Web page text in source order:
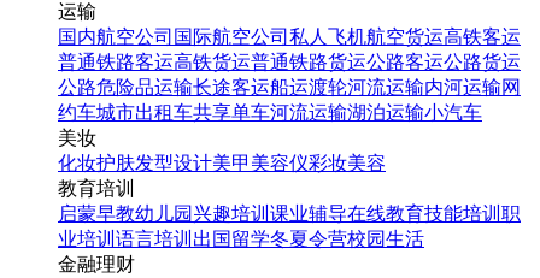
运输
国内航空公司 国际航空公司 私人飞机航空货运高铁客运
普通铁路客运高铁货运普通铁路货运公路客运公路货运
公路危险品运输长途客运船运渡轮河流运输内河运输网
约车城市出租车共享单车河流运输湖泊运输小汽车
美妆
化妆护肤发型设计美甲 美容仪彩妆美容
教育培训
启蒙早教幼儿园 兴趣培训 课业辅导在线教育技能培训 职
业培训 语言培训 出国留学冬夏令营校园生活
金融理财